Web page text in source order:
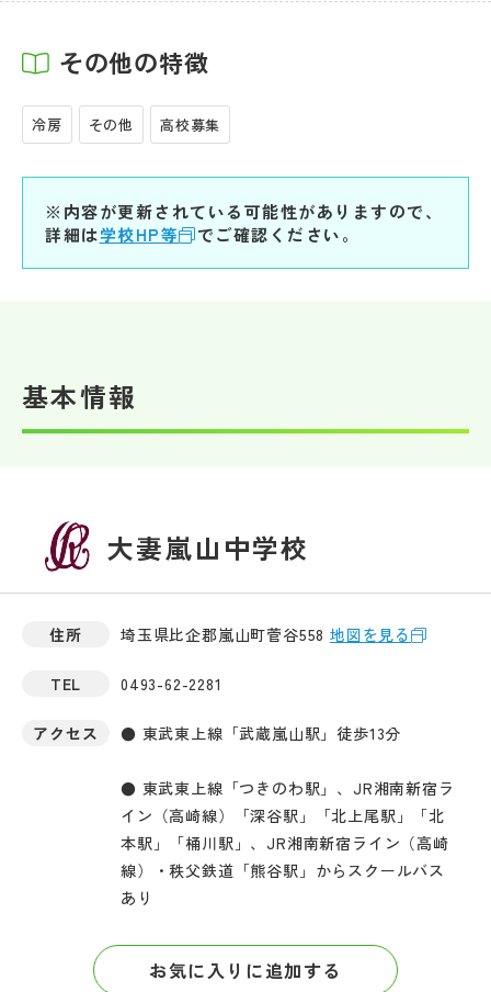
その他の特徴
冷房 その他 高校募集
※内容が更新されている可能性がありますので、
詳細は学校HP等 でご確認ください。
基本情報
大妻嵐山中学校
住所 埼玉県比企郡嵐山町菅谷558地図を見る
TEL 0493-62-2281
アクセス ● 東武東上線「武蔵嵐山駅」徒歩13分
● 東武東上線「つきのわ駅」、JR湘南新宿ラ
イン（高崎線）「深谷駅」「北上尾駅」「北
本駅」「桶川駅」、JR湘南新宿ライン（高崎
線）・秩父鉄道「熊谷駅」からスクールバス
あり
お気に入りに追加する